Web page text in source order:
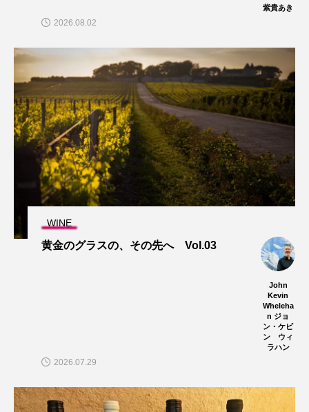
紫貴あき
2026.08.02
WINE
黄金のグラスの、その先へ Vol.03
John
Kevin
Wheleha
n ジョ
ン・ケビ
ン ウィ
ラハン
2026.07.29